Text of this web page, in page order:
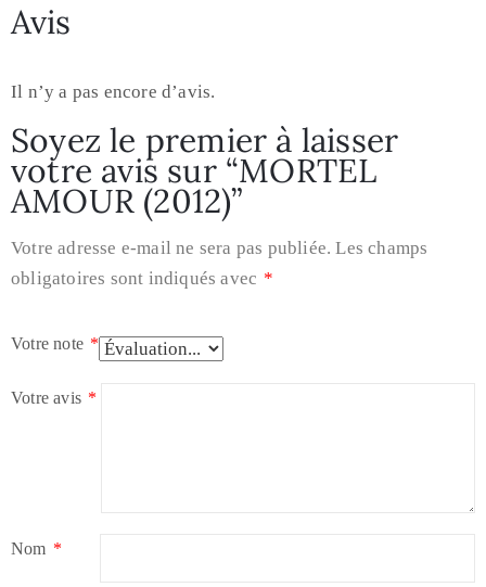
Avis
Il n’y a pas encore d’avis.
Soyez le premier à laisser
votre avis sur “MORTEL
AMOUR (2012)”
Votre adresse e-mail ne sera pas publiée. Les champs
obligatoires sont indiqués avec *
Votre note *
Votre avis *
Nom *